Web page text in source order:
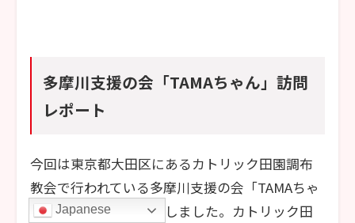
多摩川支援の会「TAMAちゃん」訪問
レポート
今回は東京都大田区にあるカトリック田園調布
教会で行われている多摩川支援の会「TAMAちゃ
ん」の活動現場を訪問しました。カトリック田
Japanese